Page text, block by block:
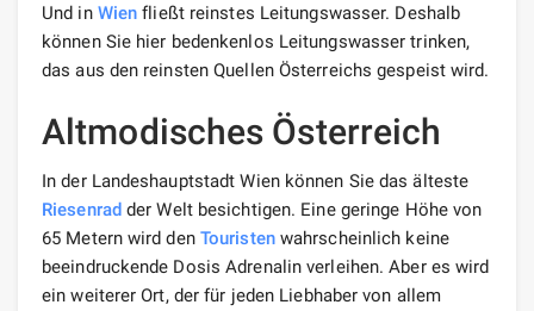
Und in Wien fließt reinstes Leitungswasser. Deshalb
können Sie hier bedenkenlos Leitungswasser trinken,
das aus den reinsten Quellen Österreichs gespeist wird.
Altmodisches Österreich
In der Landeshauptstadt Wien können Sie das älteste
Riesenradder Welt besichtigen. Eine geringe Höhe von
65 Metern wird den Touristenwahrscheinlich keine
beeindruckende Dosis Adrenalin verleihen. Aber es wird
ein weiterer Ort, der für jeden Liebhaber von allem